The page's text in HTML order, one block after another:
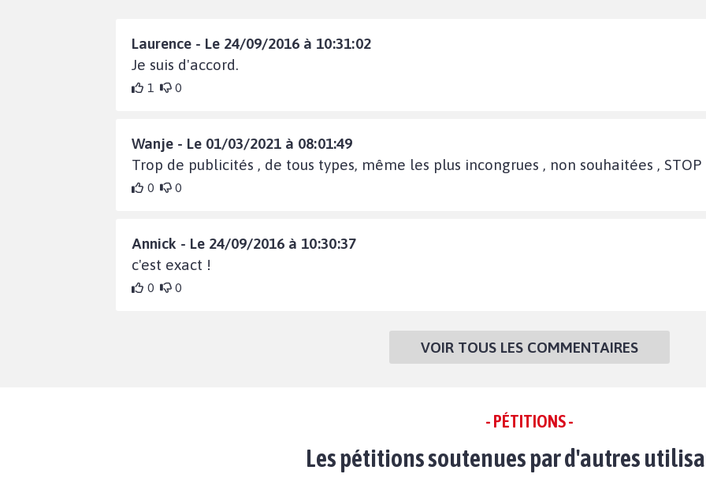
Laurence - Le 24/09/2016 à 10:31:02
Je suis d'accord.
1 0
Wanje - Le 01/03/2021 à 08:01:49
Trop de publicités , de tous types, même les plus incongrues , non souhaitées , STOP
0 0
Annick - Le 24/09/2016 à 10:30:37
c'est exact !
0 0
VOIR TOUS LES COMMENTAIRES
- PÉTITIONS -
Les pétitions soutenues par d'autres